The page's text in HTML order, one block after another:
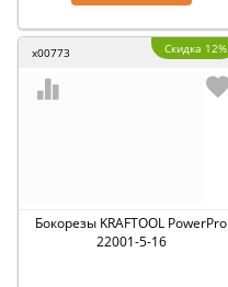
x00773 Скидка 12%
Бокорезы KRAFTOOL PowerPro
22001-5-16